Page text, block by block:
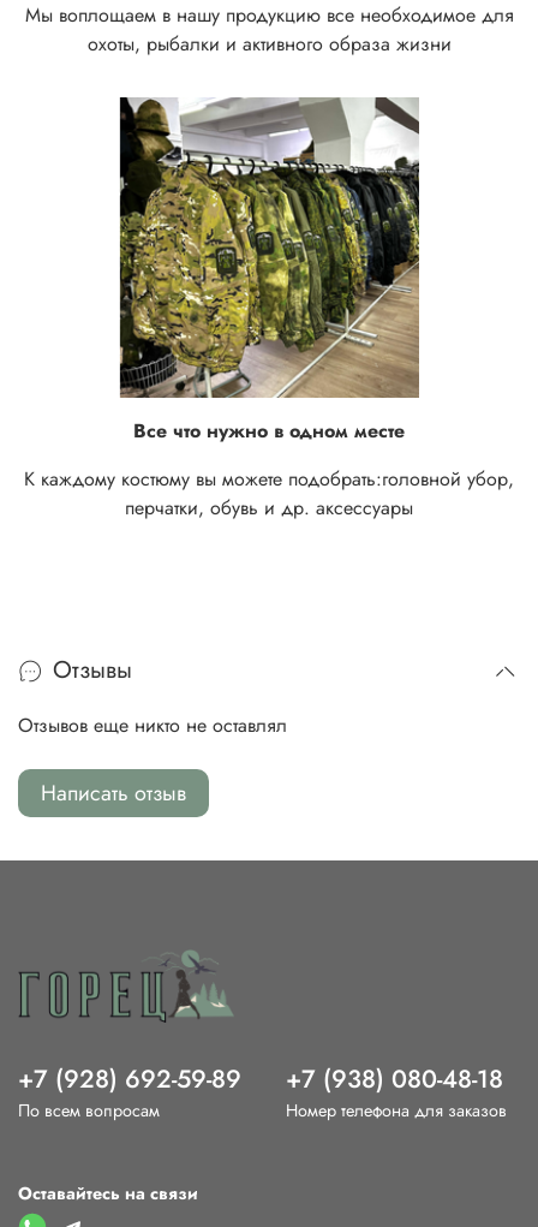
Мы воплощаем в нашу продукцию все необходимое для
охоты, рыбалки и активного образа жизни
Все что нужно в одном месте
К каждому костюму вы можете подобрать:головной убор,
перчатки, обувь и др. аксессуары
Отзывы
Отзывов еще никто не оставлял
Написать отзыв
+7 (928) 692-59-89
По всем вопросам
+7 (938) 080-48-18
Номер телефона для заказов
Оставайтесь на связи